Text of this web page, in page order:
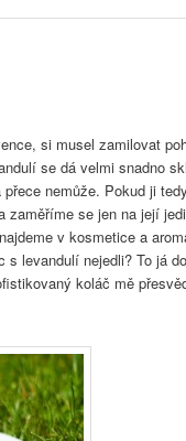
si musel zamilovat
se dá velmi snadno
nemůže. Pokud ji
se jen na její
v kosmetice a
levandulí nejedli? To já
koláč mě